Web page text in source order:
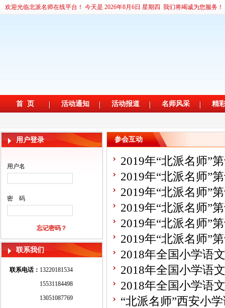
用户登录
用户名
密 码
忘记密码？
联系我们
联系电话： 13220181534
15531184498
13051087769
参会互动
2019年“北派名师”
讨会（甘肃·兰州）
2019年“北派名师”
讨会（甘肃·兰州）
2019年“北派名师”
讨会（甘肃·兰州）
2019年“北派名师”
讨会（内蒙古·通辽
2019年“北派名师”
讨会（内蒙古·通辽
2019年“北派名师”
讨会（内蒙古·通辽
2018年全国小学语
获奖名单
2018年全国小学语
名单
2018年全国小学语
“北派名师”西安小